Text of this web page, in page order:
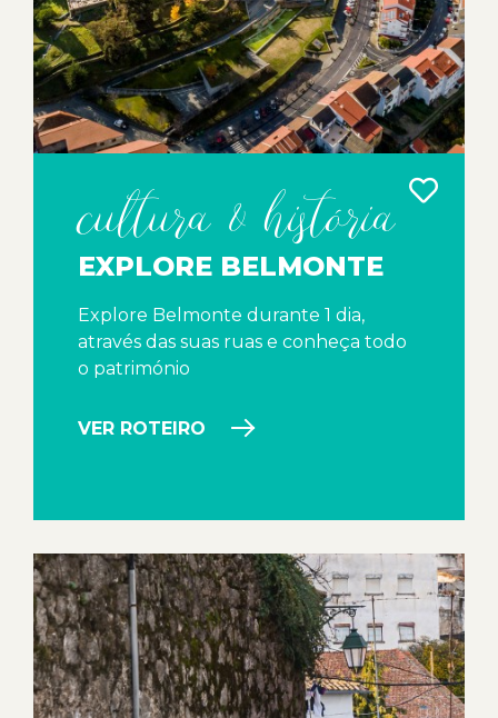
cultura & história
EXPLORE BELMONTE
Explore Belmonte durante 1 dia,
através das suas ruas e conheça todo
o património
VER ROTEIRO